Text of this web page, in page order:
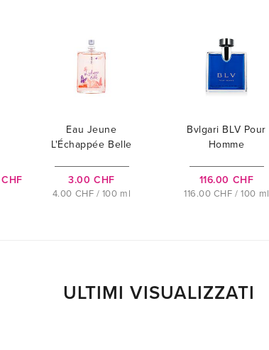
Eau Jeune
L'Échappée Belle
3.00 CHF
4.00 CHF / 100 ml
Bvlgari BLV Pour
Homme
116.00 CHF
116.00 CHF / 100 ml
ULTIMI VISUALIZZATI